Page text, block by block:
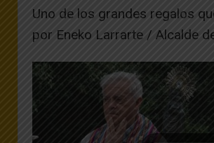
Uno de los grandes regalos
por Eneko Larrarte / Alcalde